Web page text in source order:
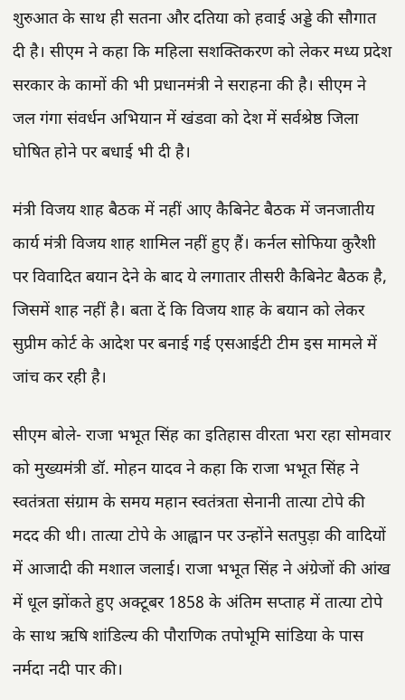
शुरुआत के साथ ही सतना और दतिया को हवाई अड्डे की सौगात
दी है। सीएम ने कहा कि महिला सशक्तिकरण को लेकर मध्य प्रदेश
सरकार के कामों की भी प्रधानमंत्री ने सराहना की है। सीएम ने
जल गंगा संवर्धन अभियान में खंडवा को देश में सर्वश्रेष्ठ जिला
घोषित होने पर बधाई भी दी है।
मंत्री विजय शाह बैठक में नहीं आए कैबिनेट बैठक में जनजातीय
कार्य मंत्री विजय शाह शामिल नहीं हुए हैं। कर्नल सोफिया कुरैशी
पर विवादित बयान देने के बाद ये लगातार तीसरी कैबिनेट बैठक है,
जिसमें शाह नहीं है। बता दें कि विजय शाह के बयान को लेकर
सुप्रीम कोर्ट के आदेश पर बनाई गई एसआईटी टीम इस मामले में
जांच कर रही है।
सीएम बोले- राजा भभूत सिंह का इतिहास वीरता भरा रहा सोमवार
को मुख्यमंत्री डॉ. मोहन यादव ने कहा कि राजा भभूत सिंह ने
स्वतंत्रता संग्राम के समय महान स्वतंत्रता सेनानी तात्या टोपे की
मदद की थी। तात्या टोपे के आह्वान पर उन्होंने सतपुड़ा की वादियों
में आजादी की मशाल जलाई। राजा भभूत सिंह ने अंग्रेजों की आंख
में धूल झोंकते हुए अक्टूबर 1858 के अंतिम सप्ताह में तात्या टोपे
के साथ ऋषि शांडिल्य की पौराणिक तपोभूमि सांडिया के पास
नर्मदा नदी पार की।